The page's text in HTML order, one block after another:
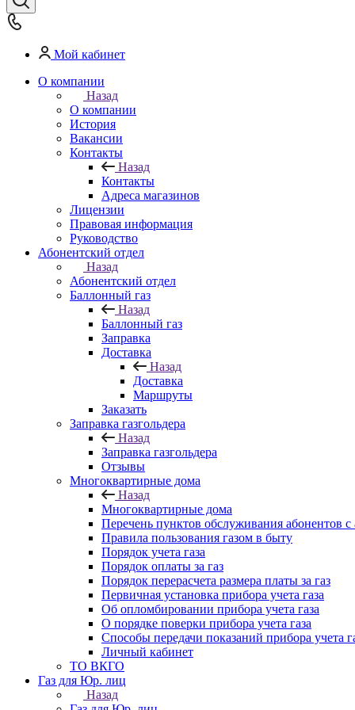
Мой кабинет
О компании
Назад
О компании
История
Вакансии
Контакты
Назад
Контакты
Адреса магазинов
Лицензии
Правовая информация
Руководство
Абонентский отдел
Назад
Абонентский отдел
Баллонный газ
Назад
Баллонный газ
Заправка
Доставка
Назад
Доставка
Маршруты
Заказать
Заправка газгольдера
Назад
Заправка газгольдера
Отзывы
Многоквартирные дома
Назад
Многоквартирные дома
Перечень пунктов обслуживания абонентов
Правила пользования газом в быту
Порядок учета газа
Порядок оплаты за газ
Порядок перерасчета размера платы за газ
Первичная установка прибора учета газа
Об опломбировании прибора учета газа
О порядке поверки прибора учета газа
Способы передачи показаний прибора учета
Личный кабинет
ТО ВКГО
Газ для Юр. лиц
Назад